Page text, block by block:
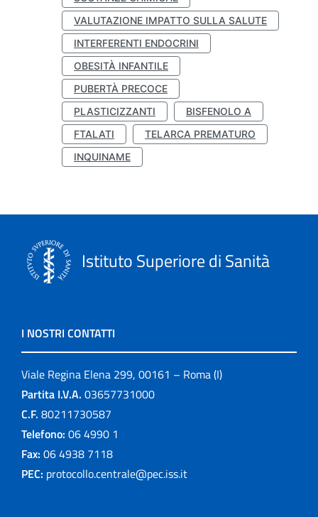
VALUTAZIONE IMPATTO SULLA SALUTE
INTERFERENTI ENDOCRINI
OBESITÀ INFANTILE
PUBERTÀ PRECOCE
PLASTICIZZANTI
BISFENOLO A
FTALATI
TELARCA PREMATURO
INQUINAME
Istituto Superiore di Sanità
I NOSTRI CONTATTI
Viale Regina Elena 299, 00161 – Roma (I)
Partita I.V.A. 03657731000
C.F. 80211730587
Telefono: 06 4990 1
Fax: 06 4938 7118
PEC: protocollo.centrale@pec.iss.it